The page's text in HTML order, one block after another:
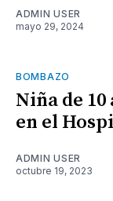
ADMIN USER
mayo 29, 2024
BOMBAZO
Niña de
en el
ADMIN USER
octubre 19, 2023